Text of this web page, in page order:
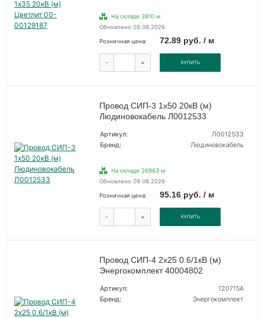
На складе 3810 м
Обновлено 09.08.2026
Розничная цена: 72.89 руб. / м
- + КУПИТЬ
Провод СИП-3 1х50 20кВ (м)
Людиновокабель Л0012533
Артикул:
Л0012533
Бренд:
Людиновокабель
На складе 26963 м
Обновлено 09.08.2026
Розничная цена: 95.16 руб. / м
- + КУПИТЬ
Провод СИП-4 2х25 0.6/1кВ (м)
Энергокомплект 40004802
Артикул:
120715А
Бренд:
Энергокомплект